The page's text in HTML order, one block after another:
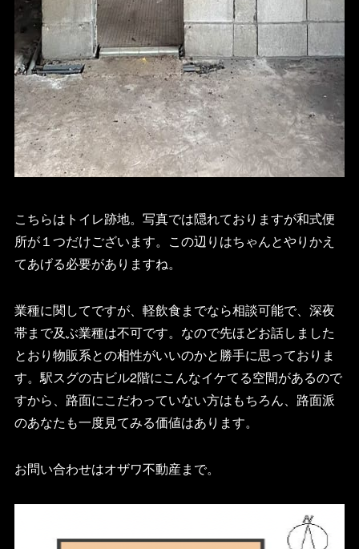
こちらはトイレ跡地。写真では隠れておりますが和式便
所が１つだけございます。この辺りはちゃんとやりかえ
てあげる必要がありますね。
業種に関してですが、軽飲食までなら相談可能で、深夜
帯まで及ぶ業種は不可です。なので先ほどお話しました
とおり物販系との相性がいいのかと勝手に思っておりま
す。駅スグの古ビル2階にこんなイケてる空間があるので
すから、路面にこだわっていない方はもちろん、路面派
のあなたも一度見てみる価値はあります。
お問い合わせはオザワ不動産まで。